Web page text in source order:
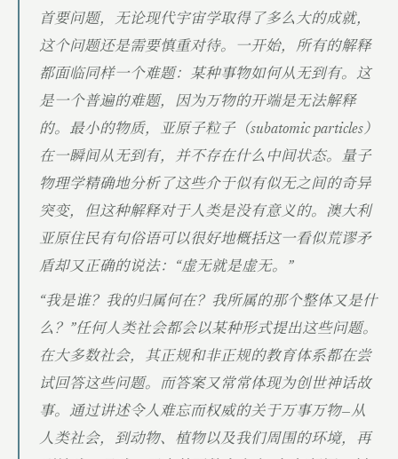
首要问题，无论现代宇宙学取得了多么大的成就，
这个问题还是需要慎重对待。一开始，所有的解释
都面临同样一个难题：某种事物如何从无到有。这
是一个普遍的难题，因为万物的开端是无法解释
的。最小的物质，亚原子粒子（subatomic particles）
在一瞬间从无到有，并不存在什么中间状态。量子
物理学精确地分析了这些介于似有似无之间的奇异
突变，但这种解释对于人类是没有意义的。澳大利
亚原住民有句俗语可以很好地概括这一看似荒谬矛
盾却又正确的说法：“虚无就是虚无。”
“我是谁？我的归属何在？我所属的那个整体又是什
么？”任何人类社会都会以某种形式提出这些问题。
在大多数社会，其正规和非正规的教育体系都在尝
试回答这些问题。而答案又常常体现为创世神话故
事。通过讲述令人难忘而权威的关于万事万物—从
人类社会，到动物、植物以及我们周围的环境，再